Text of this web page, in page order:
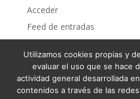
Acceder
Feed de entradas
Feed de comentarios
WordPress.org
Utilizamos cookies propias y
evaluar el uso que se hace
actividad general desarrollada
contenidos a través de las